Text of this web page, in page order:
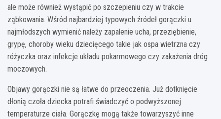
ale może również wystąpić po szczepieniu czy w trakcie
ząbkowania. Wśród najbardziej typowych źródeł gorączki u
najmłodszych wymienić należy zapalenie ucha, przeziębienie,
grypę, choroby wieku dziecięcego takie jak ospa wietrzna czy
różyczka oraz infekcje układu pokarmowego czy zakażenia dróg
moczowych.
Objawy gorączki nie są łatwe do przeoczenia. Już dotknięcie
dłonią czoła dziecka potrafi świadczyć o podwyższonej
temperaturze ciała. Gorączkę mogą także towarzyszyć inne